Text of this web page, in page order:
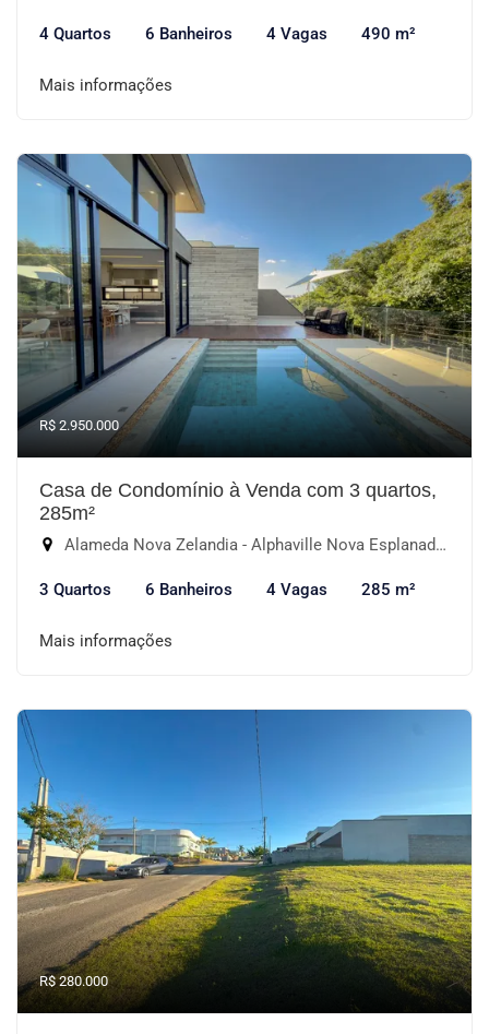
4 Quartos 6 Banheiros 4 Vagas 490 m²
Mais informações
R$ 2.950.000
Casa de Condomínio à Venda com 3 quartos,
285m²
Alameda Nova Zelandia - Alphaville Nova Esplanada I, Votorantim-SP
3 Quartos 6 Banheiros 4 Vagas 285 m²
Mais informações
R$ 280.000